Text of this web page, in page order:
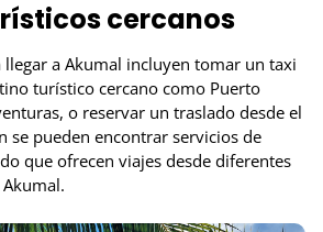
cercanos
llegar a Akumal incluyen tomar un taxi
turístico cercano como Puerto
o reservar un traslado desde el
se pueden encontrar servicios de
que ofrecen viajes desde diferentes